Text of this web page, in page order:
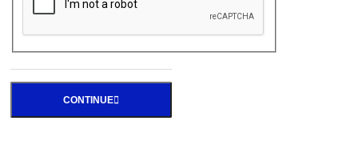
CONTINUE